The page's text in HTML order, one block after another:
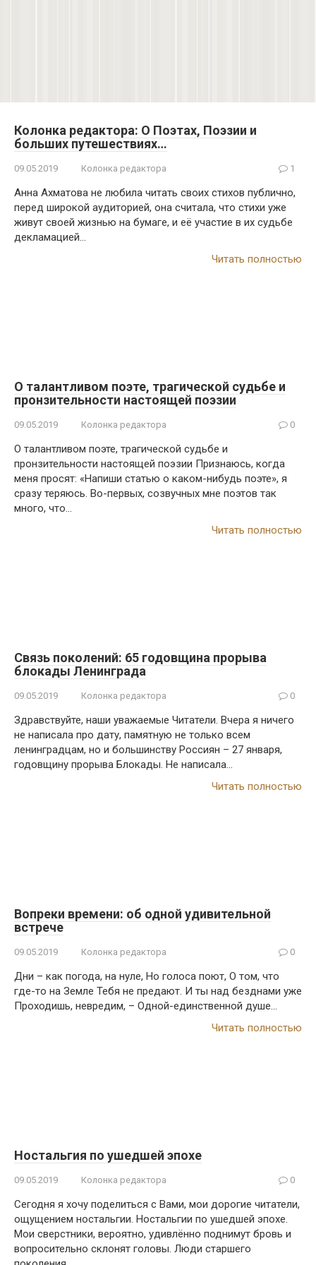
Колонка редактора: О Поэтах, Поэзии и
больших путешествиях…
09.05.2019 Колонка редактора 1
Анна Ахматова не любила читать своих стихов публично,
перед широкой аудиторией, она считала, что стихи уже
живут своей жизнью на бумаге, и её участие в их судьбе
декламацией…
Читать полностью
О талантливом поэте, трагической судьбе и
пронзительности настоящей поэзии
09.05.2019 Колонка редактора 0
О талантливом поэте, трагической судьбе и
пронзительности настоящей поэзии Признаюсь, когда
меня просят: «Напиши статью о каком-нибудь поэте», я
сразу теряюсь. Во-первых, созвучных мне поэтов так
много, что…
Читать полностью
Связь поколений: 65 годовщина прорыва
блокады Ленинграда
09.05.2019 Колонка редактора 0
Здравствуйте, наши уважаемые Читатели. Вчера я ничего
не написала про дату, памятную не только всем
ленинградцам, но и большинству Россиян – 27 января,
годовщину прорыва Блокады. Не написала…
Читать полностью
Вопреки времени: об одной удивительной
встрече
09.05.2019 Колонка редактора 0
Дни – как погода, на нуле, Но голоса поют, О том, что
где-то на Земле Тебя не предают. И ты над безднами уже
Проходишь, невредим, – Одной-единственной душе…
Читать полностью
Ностальгия по ушедшей эпохе
09.05.2019 Колонка редактора 0
Сегодня я хочу поделиться с Вами, мои дорогие читатели,
ощущением ностальгии. Ностальгии по ушедшей эпохе.
Мои сверстники, вероятно, удивлённо поднимут бровь и
вопросительно склонят головы. Люди старшего